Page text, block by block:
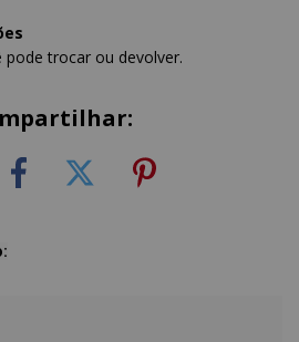
pode trocar ou devolver.